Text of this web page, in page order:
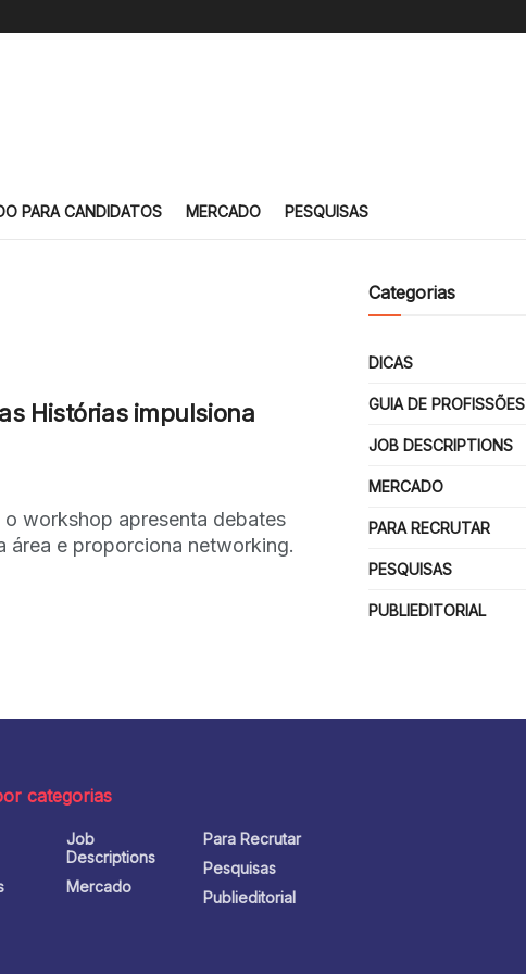
PARA CANDIDATOS MERCADO PESQUISAS
Histórias impulsiona
workshop apresenta debates
área e proporciona networking.
Categorias
DICAS
GUIA DE PROFISSÕES
JOB DESCRIPTIONS
MERCADO
PARA RECRUTAR
PESQUISAS
PUBLIEDITORIAL
categorias
Job
Descriptions
Mercado
Para Recrutar
Pesquisas
Publieditorial